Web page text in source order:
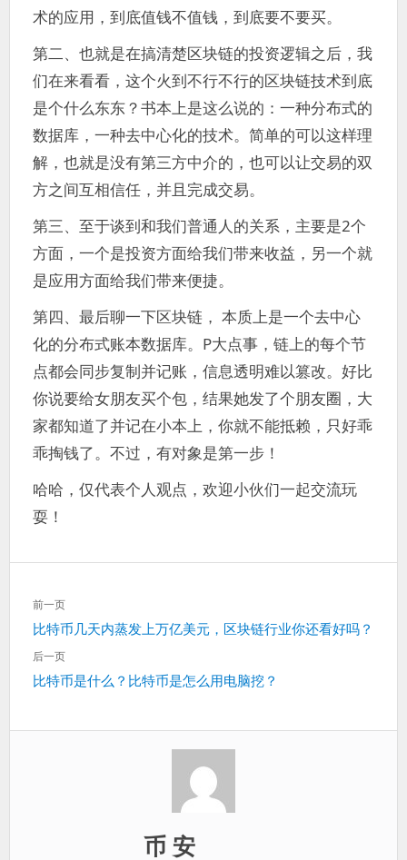
术的应用，到底值钱不值钱，到底要不要买。
第二、也就是在搞清楚区块链的投资逻辑之后，我
们在来看看，这个火到不行不行的区块链技术到底
是个什么东东？书本上是这么说的：一种分布式的
数据库，一种去中心化的技术。简单的可以这样理
解，也就是没有第三方中介的，也可以让交易的双
方之间互相信任，并且完成交易。
第三、至于谈到和我们普通人的关系，主要是2个
方面，一个是投资方面给我们带来收益，另一个就
是应用方面给我们带来便捷。
第四、最后聊一下区块链， 本质上是一个去中心
化的分布式账本数据库。P大点事，链上的每个节
点都会同步复制并记账，信息透明难以篡改。好比
你说要给女朋友买个包，结果她发了个朋友圈，大
家都知道了并记在小本上，你就不能抵赖，只好乖
乖掏钱了。不过，有对象是第一步！
哈哈，仅代表个人观点，欢迎小伙们一起交流玩
耍！
文
章
导
航
前一页
上
一
比特币几天内蒸发上万亿美元，区块链行业你还看好吗？
后一页
下
比特币是什么？比特币是怎么用电脑挖？
币 安